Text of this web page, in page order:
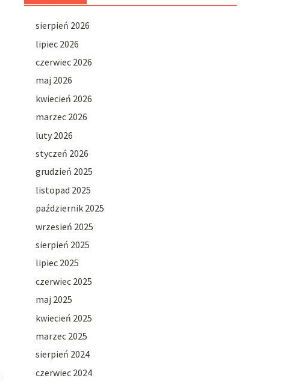
sierpień 2026
lipiec 2026
czerwiec 2026
maj 2026
kwiecień 2026
marzec 2026
luty 2026
styczeń 2026
grudzień 2025
listopad 2025
październik 2025
wrzesień 2025
sierpień 2025
lipiec 2025
czerwiec 2025
maj 2025
kwiecień 2025
marzec 2025
sierpień 2024
czerwiec 2024